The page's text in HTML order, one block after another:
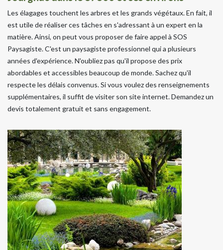
Les élagages touchent les arbres et les grands végétaux. En fait, il
est utile de réaliser ces tâches en s'adressant à un expert en la
matière. Ainsi, on peut vous proposer de faire appel à SOS
Paysagiste. C'est un paysagiste professionnel qui a plusieurs
années d'expérience. N'oubliez pas qu'il propose des prix
abordables et accessibles beaucoup de monde. Sachez qu'il
respecte les délais convenus. Si vous voulez des renseignements
supplémentaires, il suffit de visiter son site internet. Demandez un
devis totalement gratuit et sans engagement.